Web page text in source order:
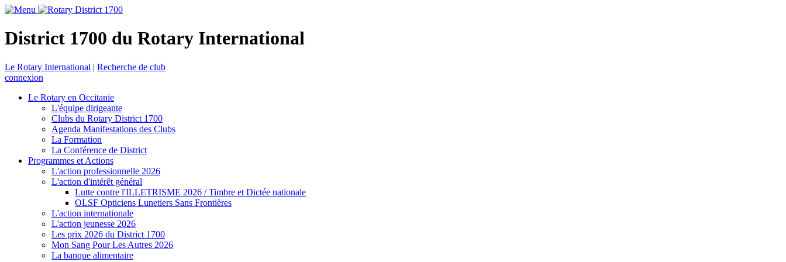
District 1700 du Rotary International
Le Rotary International | Recherche de club
connexion
Le Rotary en Occitanie
L'équipe dirigeante
Clubs du Rotary District 1700
Agenda Manifestations des Clubs
La Formation
La Conférence de District
Programmes et Actions
L'action professionnelle 2026
L'action d'intérêt général
Lutte contre l'ILLETRISME 2026 / Timbre et Dictée nationale
OLSF Opticiens Lunetiers Sans Frontières
L'action internationale
L'action jeunesse 2026
Les prix 2026 du District 1700
Mon Sang Pour Les Autres 2026
La banque alimentaire